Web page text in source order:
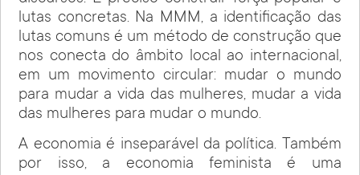
lutas concretas. Na MMM, a identificação das
lutas comuns é um método de construção que
nos conecta do âmbito local ao internacional,
em um movimento circular: mudar o mundo
para mudar a vida das mulheres, mudar a vida
das mulheres para mudar o mundo.
A economia é inseparável da política. Também
por isso, a economia feminista é uma